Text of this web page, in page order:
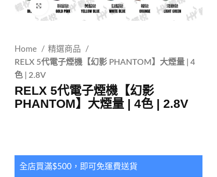
Click to enlarge
Home
精選商品
RELX 5代電子煙機【幻影 PHANTOM】大煙量 | 4
色 | 2.8V
RELX 5代電子煙機【幻影
PHANTOM】大煙量 | 4色 | 2.8V
全店買滿$500，即可免運費送貨